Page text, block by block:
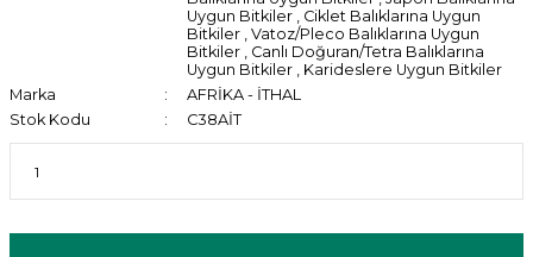
Uygun Bitkiler , Ciklet Balıklarına Uygun
Bitkiler , Vatoz/Pleco Balıklarına Uygun
Bitkiler , Canlı Doğuran/Tetra Balıklarına
Uygun Bitkiler , Karideslere Uygun Bitkiler
Marka
AFRİKA - İTHAL
Stok Kodu
C38AİT